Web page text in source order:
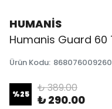
HUMANİS
Humanis Guard
Ürün Kodu:
%25 ₺ 389.00
₺ 290.00